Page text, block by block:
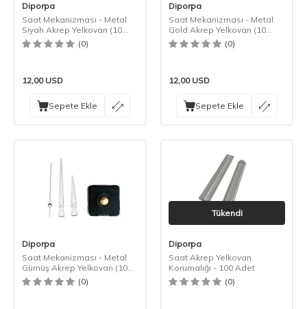
Diporpa
Saat Mekanizması - Metal
Siyah Akrep Yelkovan (10
Adet)
(0)
12,00USD
Sepete Ekle
Diporpa
Saat Mekanizması - Metal
Gold Akrep Yelkovan (10
Adet)
(0)
12,00USD
Sepete Ekle
Diporpa
Saat Mekanizması - Metal
Gümüş Akrep Yelkovan (10
Adet)
(0)
Tükendi
Diporpa
Saat Akrep Yelkovan
Korumalığı - 100 Adet
(0)